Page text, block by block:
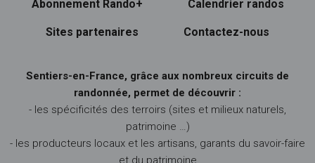
Abonnement Rando+ Calendrier randos
Sites partenaires Contactez-nous
Sentiers-en-France, grâce aux nombreux circuits de
randonnée, permet de découvrir :
- les spécificités des terroirs (sites et milieux naturels,
patrimoine …)
- les producteurs locaux et les artisans, garants du savoir-faire
et du patrimoine